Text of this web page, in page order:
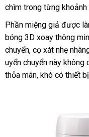
chìm trong từng
Phần miệng giả được
bóng 3D xoay thông
chuyển, cọ xát nhẹ
uyển chuyển này
thỏa mãn, khó có thiết